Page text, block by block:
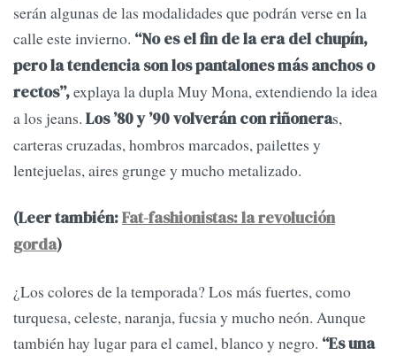
serán algunas de las modalidades que podrán verse en la
calle este invierno. “No es el fin de la era del chupín,
pero la tendencia son los pantalones más anchos o
rectos”,explaya la dupla Muy Mona, extendiendo la idea
a los jeans. Los ’80 y ’90 volverán con riñoneras,
carteras cruzadas, hombros marcados, pailettes y
lentejuelas, aires grunge y mucho metalizado.
(Leer también:Fat-fashionistas: la revolución
gorda)
¿Los colores de la temporada? Los más fuertes, como
turquesa, celeste, naranja, fucsia y mucho neón. Aunque
también hay lugar para el camel, blanco y negro. “Es una